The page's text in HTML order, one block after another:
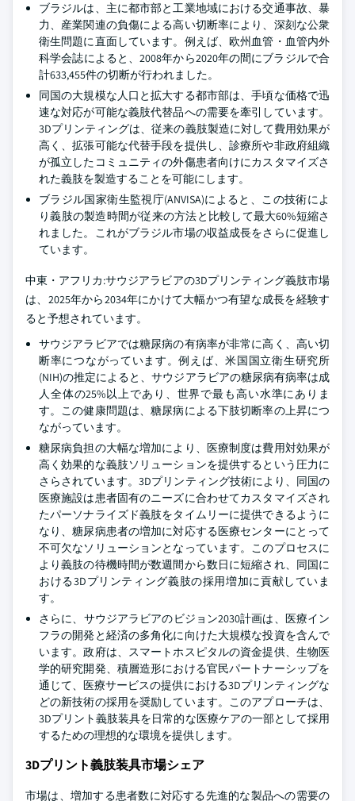
ブラジルは、主に都市部と工業地域における交通事故、暴
力、産業関連の負傷による高い切断率により、深刻な公衆
衛生問題に直面しています。例えば、欧州血管・血管内外
科学会誌によると、2008年から2020年の間にブラジルで合
計633,455件の切断が行われました。
同国の大規模な人口と拡大する都市部は、手頃な価格で迅
速な対応が可能な義肢代替品への需要を牽引しています。
3Dプリンティングは、従来の義肢製造に対して費用効果が
高く、拡張可能な代替手段を提供し、診療所や非政府組織
が孤立したコミュニティの外傷患者向けにカスタマイズさ
れた義肢を製造することを可能にします。
ブラジル国家衛生監視庁(ANVISA)によると、この技術によ
り義肢の製造時間が従来の方法と比較して最大60%短縮さ
れました。これがブラジル市場の収益成長をさらに促進し
ています。
中東・アフリカ:サウジアラビアの3Dプリンティング義肢市場
は、2025年から2034年にかけて大幅かつ有望な成長を経験す
ると予想されています。
サウジアラビアでは糖尿病の有病率が非常に高く、高い切
断率につながっています。例えば、米国国立衛生研究所
(NIH)の推定によると、サウジアラビアの糖尿病有病率は成
人全体の25%以上であり、世界で最も高い水準にありま
す。この健康問題は、糖尿病による下肢切断率の上昇につ
ながっています。
糖尿病負担の大幅な増加により、医療制度は費用対効果が
高く効果的な義肢ソリューションを提供するという圧力に
さらされています。3Dプリンティング技術により、同国の
医療施設は患者固有のニーズに合わせてカスタマイズされ
たパーソナライズド義肢をタイムリーに提供できるように
なり、糖尿病患者の増加に対応する医療センターにとって
不可欠なソリューションとなっています。このプロセスに
より義肢の待機時間が数週間から数日に短縮され、同国に
おける3Dプリンティング義肢の採用増加に貢献していま
す。
さらに、サウジアラビアのビジョン2030計画は、医療イン
フラの開発と経済の多角化に向けた大規模な投資を含んで
います。政府は、スマートホスピタルの資金提供、生物医
学的研究開発、積層造形における官民パートナーシップを
通じて、医療サービスの提供における3Dプリンティングな
どの新技術の採用を奨励しています。このアプローチは、
3Dプリント義肢装具を日常的な医療ケアの一部として採用
するための理想的な環境を提供します。
3Dプリント義肢装具市場シェア
市場は、増加する患者数に対応する先進的な製品への需要の